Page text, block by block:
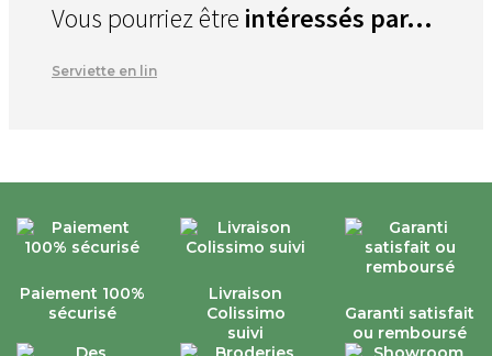
Vous pourriez être intéressés par...
Serviette en lin
Paiement 100%
sécurisé
Livraison
Colissimo
suivi
Garanti satisfait
ou remboursé